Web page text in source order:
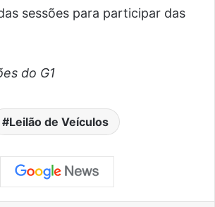
sessões para participar das
do G1
Leilão de Veículos